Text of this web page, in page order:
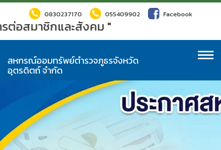
0830237170 055409902 Facebook
ชิกและสังคม "
สหกรณ์ออมทรัพย์ตำรวจภูธรจังหวัด
อุตรดิตถ์ จำกัด